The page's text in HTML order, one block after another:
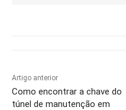
Artigo anterior
Como encontrar a chave do
túnel de manutenção em